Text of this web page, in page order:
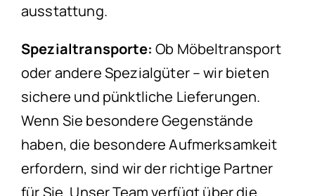
ausstattung.
Spezialtransporte: Ob Möbeltransport
oder andere Spezialgüter – wir bieten
sichere und pünktliche Lieferungen.
Wenn Sie besondere Gegenstände
haben, die besondere Aufmerksamkeit
erfordern, sind wir der richtige Partner
für Sie. Unser Team verfügt über die